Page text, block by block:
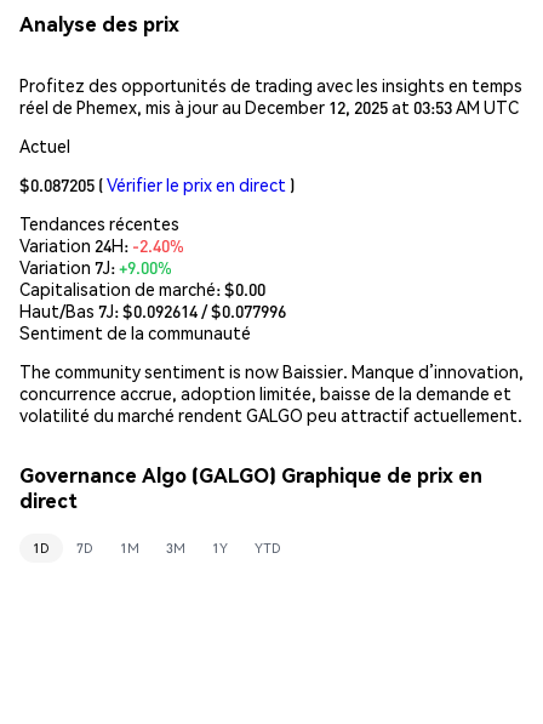
Analyse des prix
Profitez des opportunités de trading avec les insights en temps
réel de Phemex, mis à jour au December 12, 2025 at 03:53 AM UTC
Actuel
$0.087205 (Vérifier le prix en direct )
Tendances récentes
Variation 24H: -2.40%
Variation 7J:+9.00%
Capitalisation de marché:$0.00
Haut/Bas 7J: $0.092614/ $0.077996
Sentiment de la communauté
The community sentiment is now Baissier. Manque d’innovation,
concurrence accrue, adoption limitée, baisse de la demande et
volatilité du marché rendent GALGO peu attractif actuellement.
Governance Algo (GALGO) Graphique de prix en
direct
1D 7D 1M 3M 1Y YTD